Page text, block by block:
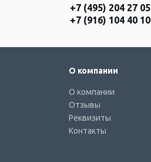
+7 (495) 204 27 05
+7 (916) 104 40 10
О компании
О компании
Отзывы
Реквизиты
Контакты